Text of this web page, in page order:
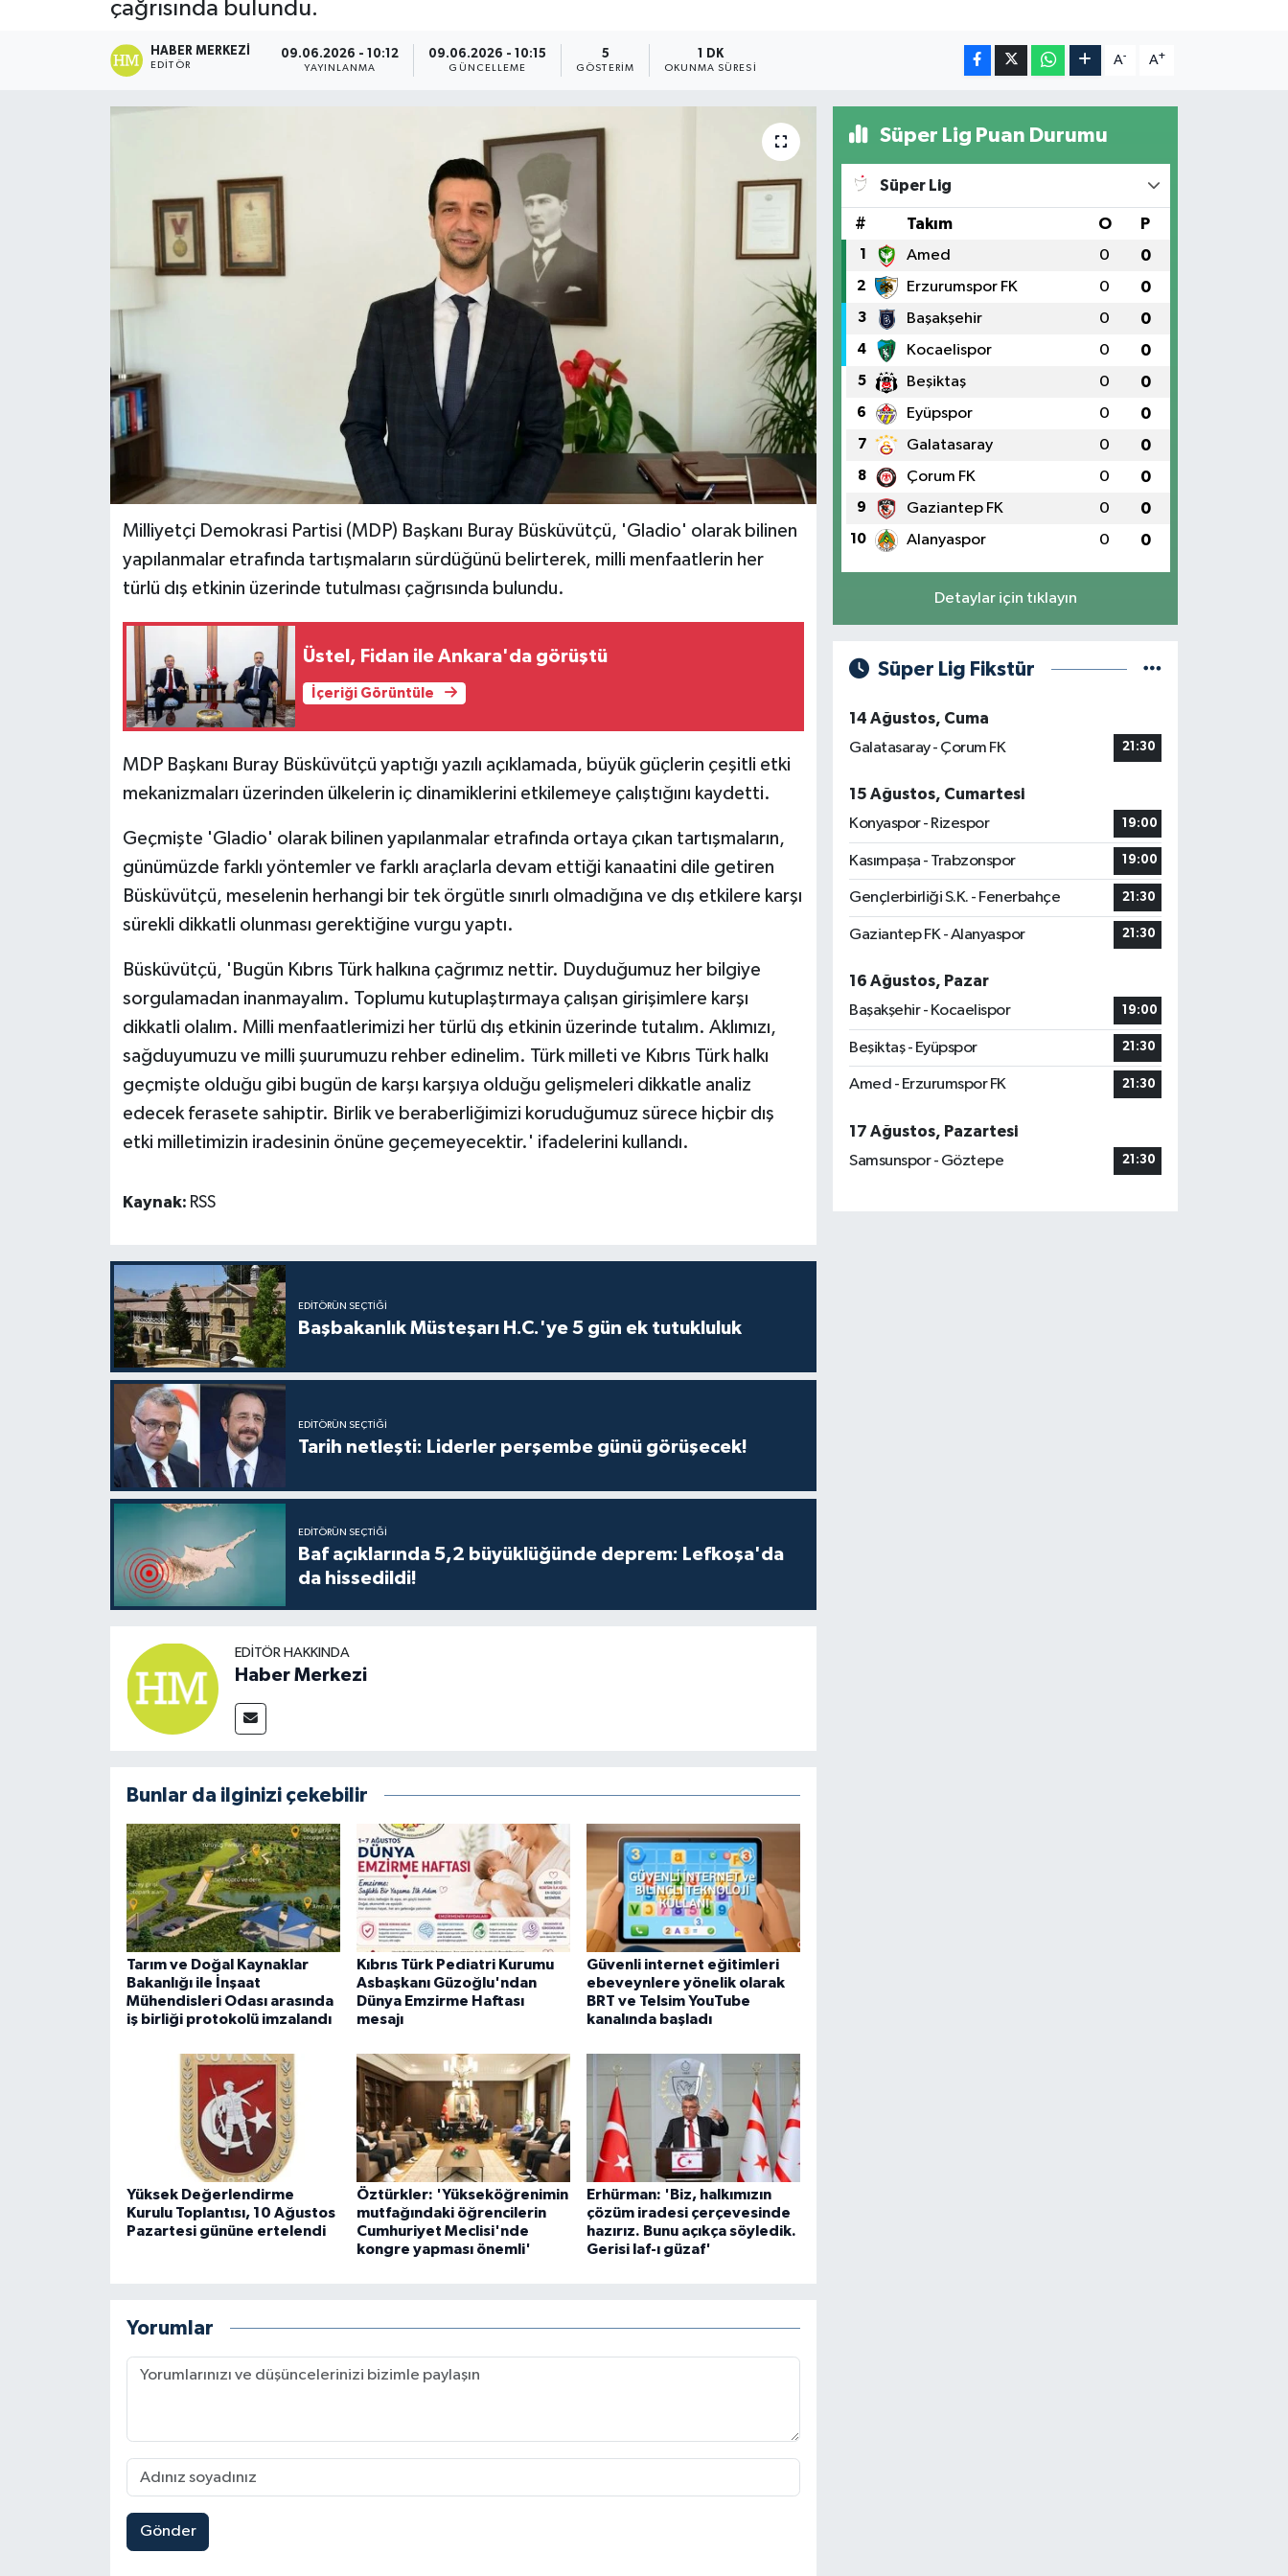
çağrısında bulundu.
HABER MERKEZI
EDITÖR
09.06.2026 - 10:12
YAYINLANMA
09.06.2026 - 10:15
GÜNCELLEME
5
GÖSTERIM
1 DK
OKUNMA SÜRESI
A- A+
Milliyetçi Demokrasi Partisi (MDP) Başkanı Buray Büsküvütçü, 'Gladio' olarak bilinen
yapılanmalar etrafında tartışmaların sürdüğünü belirterek, milli menfaatlerin her
türlü dış etkinin üzerinde tutulması çağrısında bulundu.
Üstel, Fidan ile Ankara'da görüştü
İçeriği Görüntüle
MDP Başkanı Buray Büsküvütçü yaptığı yazılı açıklamada, büyük güçlerin çeşitli etki
mekanizmaları üzerinden ülkelerin iç dinamiklerini etkilemeye çalıştığını kaydetti.
Geçmişte 'Gladio' olarak bilinen yapılanmalar etrafında ortaya çıkan tartışmaların,
günümüzde farklı yöntemler ve farklı araçlarla devam ettiği kanaatini dile getiren
Büsküvütçü, meselenin herhangi bir tek örgütle sınırlı olmadığına ve dış etkilere karşı
sürekli dikkatli olunması gerektiğine vurgu yaptı.
Büsküvütçü, 'Bugün Kıbrıs Türk halkına çağrımız nettir. Duyduğumuz her bilgiye
sorgulamadan inanmayalım. Toplumu kutuplaştırmaya çalışan girişimlere karşı
dikkatli olalım. Milli menfaatlerimizi her türlü dış etkinin üzerinde tutalım. Aklımızı,
sağduyumuzu ve milli şuurumuzu rehber edinelim. Türk milleti ve Kıbrıs Türk halkı
geçmişte olduğu gibi bugün de karşı karşıya olduğu gelişmeleri dikkatle analiz
edecek ferasete sahiptir. Birlik ve beraberliğimizi koruduğumuz sürece hiçbir dış
etki milletimizin iradesinin önüne geçemeyecektir.' ifadelerini kullandı.
Kaynak: RSS
EDITÖRÜN SEÇTIĞI
Başbakanlık Müsteşarı H.C.'ye 5 gün ek tutukluluk
EDITÖRÜN SEÇTIĞI
Tarih netleşti: Liderler perşembe günü görüşecek!
EDITÖRÜN SEÇTIĞI
Baf açıklarında 5,2 büyüklüğünde deprem: Lefkoşa'da
da hissedildi!
EDITÖR HAKKINDA
Haber Merkezi
Bunlar da ilginizi çekebilir
Tarım ve Doğal Kaynaklar
Bakanlığı ile İnşaat
Mühendisleri Odası arasında
iş birliği protokolü imzalandı
Kıbrıs Türk Pediatri Kurumu
Asbaşkanı Güzoğlu'ndan
Dünya Emzirme Haftası
mesajı
Güvenli internet eğitimleri
ebeveynlere yönelik olarak
BRT ve Telsim YouTube
kanalında başladı
Yüksek Değerlendirme
Kurulu Toplantısı, 10 Ağustos
Pazartesi gününe ertelendi
Öztürkler: 'Yükseköğrenimin
mutfağındaki öğrencilerin
Cumhuriyet Meclisi'nde
kongre yapması önemli'
Erhürman: 'Biz, halkımızın
çözüm iradesi çerçevesinde
hazırız. Bunu açıkça söyledik.
Gerisi laf-ı güzaf'
Yorumlar
Gönder
Süper Lig Puan Durumu
Süper Lig
# Takım O P
1 Amed 0 0
2 Erzurumspor FK 0 0
3 Başakşehir 0 0
4 Kocaelispor 0 0
5 Beşiktaş 0 0
6 Eyüpspor 0 0
7 Galatasaray 0 0
8 Çorum FK 0 0
9 Gaziantep FK 0 0
10 Alanyaspor 0 0
Detaylar için tıklayın
Süper Lig Fikstür
14 Ağustos, Cuma
Galatasaray - Çorum FK
21:30
15 Ağustos, Cumartesi
Konyaspor - Rizespor
19:00
Kasımpaşa - Trabzonspor 19:00
Gençlerbirliği S.K. - Fenerbahçe 21:30
Gaziantep FK - Alanyaspor 21:30
16 Ağustos, Pazar
Başakşehir - Kocaelispor
19:00
Beşiktaş - Eyüpspor 21:30
Amed - Erzurumspor FK 21:30
17 Ağustos, Pazartesi
Samsunspor - Göztepe
21:30
GÜNEY KIBRIS
KÜLTÜR SANAT
LEFKOŞA
MAGAZİN
Nöbetçi Eczaneler
ÖZEL HABER